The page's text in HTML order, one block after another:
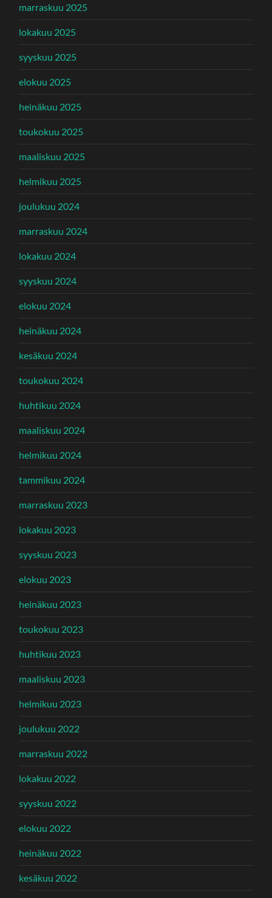
marraskuu 2025
lokakuu 2025
syyskuu 2025
elokuu 2025
heinäkuu 2025
toukokuu 2025
maaliskuu 2025
helmikuu 2025
joulukuu 2024
marraskuu 2024
lokakuu 2024
syyskuu 2024
elokuu 2024
heinäkuu 2024
kesäkuu 2024
toukokuu 2024
huhtikuu 2024
maaliskuu 2024
helmikuu 2024
tammikuu 2024
marraskuu 2023
lokakuu 2023
syyskuu 2023
elokuu 2023
heinäkuu 2023
toukokuu 2023
huhtikuu 2023
maaliskuu 2023
helmikuu 2023
joulukuu 2022
marraskuu 2022
lokakuu 2022
syyskuu 2022
elokuu 2022
heinäkuu 2022
kesäkuu 2022